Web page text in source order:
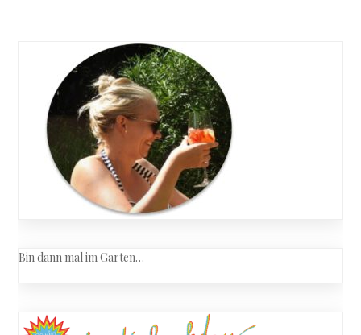
navigation
Bin dann mal im Garten…